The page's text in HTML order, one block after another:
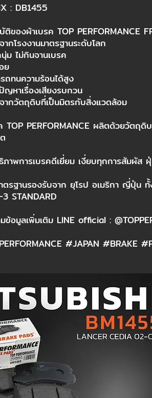
: DB1455
ของผ้าเบรค TOP PERFORMANCE
กโรงงานมาตรฐานระดับโลก
ม ไม่กินจานเบรค
ย
ถทนความร้อนได้สูง
หาเรื่องเสียงรบกวน
กวัตถุดิบที่เป็นมิตรกับสิ่งแวดล้อม
TOP PERFORMANCE ผลิตด้วยวัตถุ
ภาพการเบรคดีเยี่ยม เงี่ยบทุกการสัมผัส
ตรฐานรองรับจาก ยุโรป อเมริกา ญี่ปุ่
STANDARD
ข้อมูลเพิ่มเติม LINE official :
#JAPAN #BRAKE